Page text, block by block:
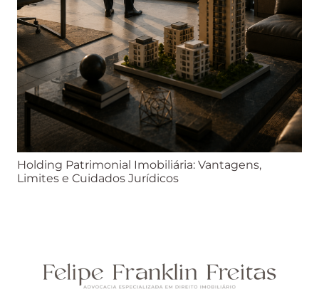
Holding Patrimonial Imobiliária: Vantagens,
Limites e Cuidados Jurídicos